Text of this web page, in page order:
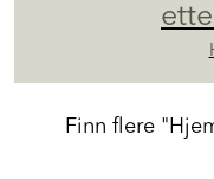
Finn flere